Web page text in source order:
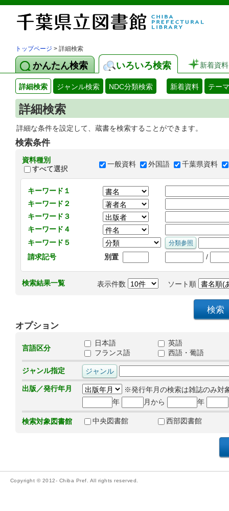
トップページ > 詳細検索
かんたん検索 いろいろ検索 新着資料
詳細検索 ジャンル検索 NDC分類検索 新着資料 テー
詳細検索
詳細な条件を設定して、蔵書を検索することができます。
検索条件
資料種別
すべて選択
一般資料 外国語 千葉県資料
キーワード１
キーワード２
キーワード３
キーワード４
キーワード５
請求記号
別置 /
検索結果一覧 表示件数 ソート順
オプション
言語区分
日本語
英語
フランス語
西語・葡語
ジャンル指定
出版／発行年月
※発行年月の検索は雑誌のみ対
年
月から 年
検索対象図書館 中央図書館 西部図書館
Copyright © 2012- Chiba Pref. All rights reserved.